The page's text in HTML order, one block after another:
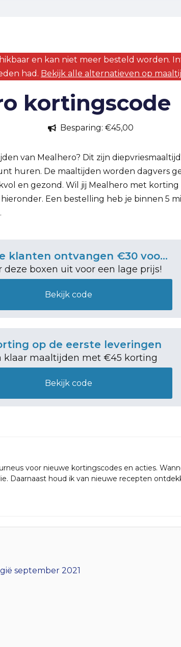
en kan niet meer besteld worden.
had. Bekijk alle alternatieven op
kortingscode
Besparing: €45,00
van Mealhero? Dit zijn
huren. De maaltijden worden dagvers
en gezond. Wil jij Mealhero met
Een bestelling heb je binnen 5
Nieuwe klanten ontvangen €30 voordeel
deze boxen uit voor een lage prijs!
Bekijk code
op de eerste leveringen
klaar maaltijden met €45 korting
Bekijk code
voor nieuwe kortingscodes en acties.
Daarnaast houd ik van nieuwe recepten
september 2021